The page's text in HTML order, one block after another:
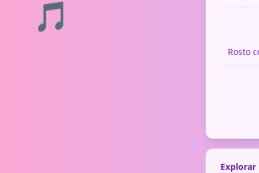
🎵
Explorar